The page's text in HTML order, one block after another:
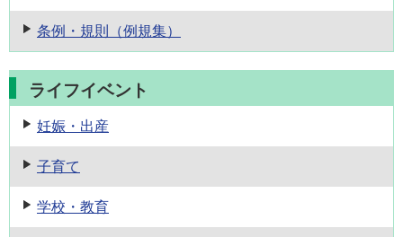
条例・規則 （例規集）
ライフイベント
妊娠・出産
子育て
学校・教育